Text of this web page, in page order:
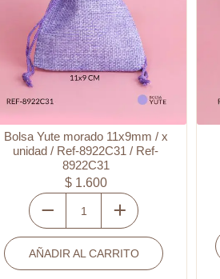
Bolsa Yute morado 11x9mm / x
unidad / Ref-8922C31 / Ref-
8922C31
$1.600
Bolsa
Yute
morado
11x9mm
AÑADIR AL CARRITO